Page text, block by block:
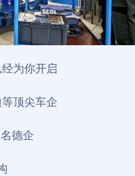
为你开启
顶尖车企
德企